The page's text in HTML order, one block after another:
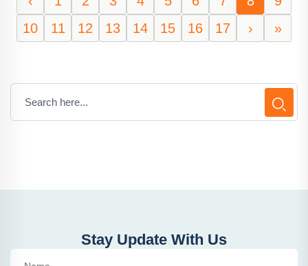
10
11 12 13 14 15 16 17 › »
Stay Update With Us